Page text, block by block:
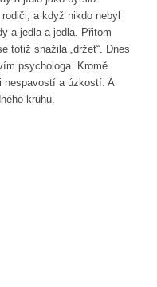
a když nikdo nebyl
a jedla a jedla. Přitom
totiž snažila „držet“. Dnes
psychologa. Kromě
nespavostí a úzkostí. A
kruhu.